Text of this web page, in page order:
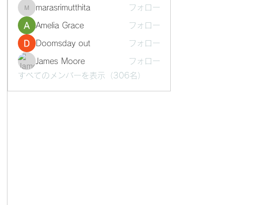
marasrimutthita
marasrimutthita フォロー
Amelia Grace フォロー
Doomsday out フォロー
James Moore
フォロー
すべてのメンバーを表示（306名）